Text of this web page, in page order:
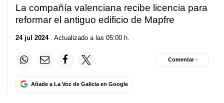
La compañía valenciana recibe licencia para
reformar el antiguo edificio de Mapfre
24 jul 2024. Actualizado a las 05:00 h.
Añade a La Voz de Galicia en Google
Comentar ·